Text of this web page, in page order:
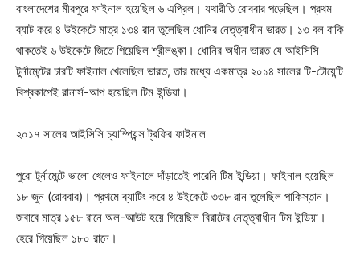
বাংলাদেশের মীরপুরে ফাইনাল হয়েছিল ৬ এপ্রিল। যথারীতি রোববার পড়েছিল। প্রথম
ব্যাট করে ৪ উইকেটে মাত্র ১৩৪ রান তুলেছিল ধোনির নেতৃত্বাধীন ভারত। ১৩ বল বাকি
থাকতেই ৬ উইকেটে জিতে গিয়েছিল শ্রীলঙ্কা। ধোনির অধীন ভারত যে আইসিসি
টুর্নামেন্টের চারটি ফাইনাল খেলেছিল ভারত, তার মধ্যে একমাত্র ২০১৪ সালের টি-টোয়েন্টি
বিশ্বকাপেই রানার্স-আপ হয়েছিল টিম ইন্ডিয়া।
২০১৭ সালের আইসিসি চ্যাম্পিয়ন্স ট্রফির ফাইনাল
পুরো টুর্নামেন্টে ভালো খেলেও ফাইনালে দাঁড়াতেই পারেনি টিম ইন্ডিয়া। ফাইনাল হয়েছিল
১৮ জুন (রোববার)। প্রথমে ব্যাটিং করে ৪ উইকেটে ৩৩৮ রান তুলেছিল পাকিস্তান।
জবাবে মাত্র ১৫৮ রানে অল-আউট হয়ে গিয়েছিল বিরাটের নেতৃত্বাধীন টিম ইন্ডিয়া।
হেরে গিয়েছিল ১৮০ রানে।